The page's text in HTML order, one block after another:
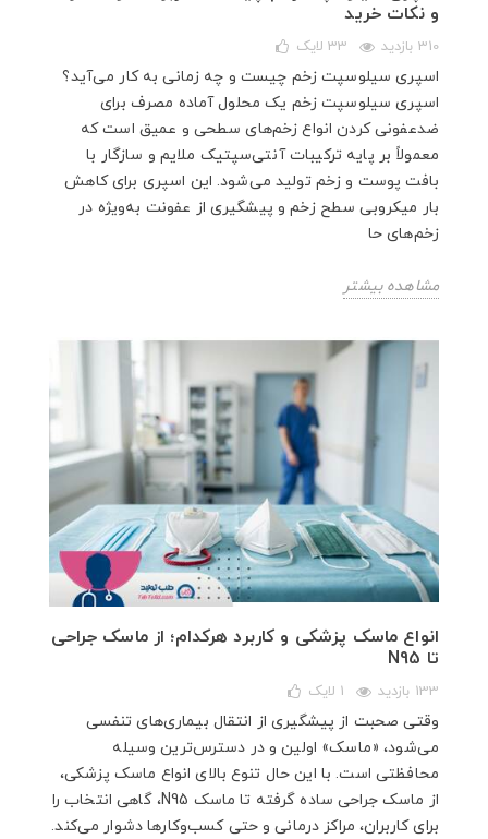
و نکات خرید
310 بازدید 33 لایک
اسپری سیلوسپت زخم چیست و چه زمانی به کار می‌آید؟
اسپری سیلوسپت زخم یک محلول آماده مصرف برای
ضدعفونی کردن انواع زخم‌های سطحی و عمیق است که
معمولاً بر پایه ترکیبات آنتی‌سپتیک ملایم و سازگار با
بافت پوست و زخم تولید می‌شود. این اسپری برای کاهش
بار میکروبی سطح زخم و پیشگیری از عفونت به‌ویژه در
زخم‌های حا
مشاهده بیشتر
انواع ماسک پزشکی و کاربرد هرکدام؛ از ماسک جراحی
تا N95
133 بازدید 1 لایک
وقتی صحبت از پیشگیری از انتقال بیماری‌های تنفسی
می‌شود، «ماسک» اولین و در دسترس‌ترین وسیله
محافظتی است. با این حال تنوع بالای انواع ماسک پزشکی،
از ماسک جراحی ساده گرفته تا ماسک N95، گاهی انتخاب را
برای کاربران، مراکز درمانی و حتی کسب‌وکارها دشوار می‌کند.